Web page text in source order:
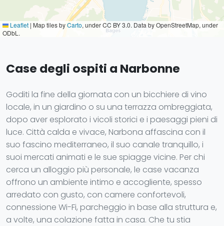
Leaflet | Map tiles byCarto, under CC BY 3.0. Data by OpenStreetMap, under
ODbL.
Case degli ospiti a Narbonne
Goditi la fine della giornata con un bicchiere di vino
locale, in un giardino o su una terrazza ombreggiata,
dopo aver esplorato i vicoli storici e i paesaggi pieni di
luce. Città calda e vivace, Narbona affascina con il
suo fascino mediterraneo, il suo canale tranquillo, i
suoi mercati animati e le sue spiagge vicine. Per chi
cerca un alloggio più personale, le case vacanza
offrono un ambiente intimo e accogliente, spesso
arredato con gusto, con camere confortevoli,
connessione Wi-Fi, parcheggio in base alla struttura e,
a volte, una colazione fatta in casa. Che tu stia